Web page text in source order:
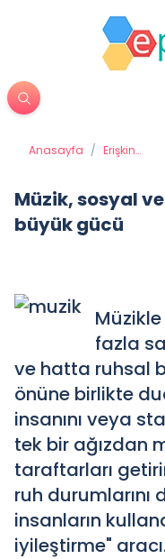
Anasayfa / Erişkin
Müzik, sosyal
büyük gücü
fazla
ve hatta ruhsal
önüne birlikte
insanını veya
tek bir ağızdan
taraftarları
ruh durumlarını
insanların
iyileştirme"